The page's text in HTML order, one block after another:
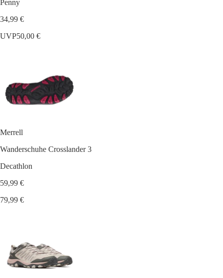
Penny
34,99 €
UVP50,00 €
Merrell
Wanderschuhe Crosslander 3
Decathlon
59,99 €
79,99 €